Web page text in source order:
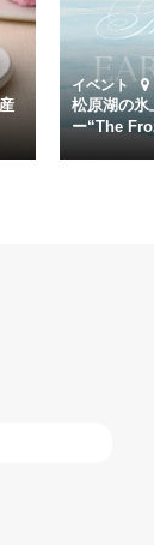
過ちを繰り返す
守りたいと願っ
記憶が薄れゆく
風 YUKIKAZE』
イベント
松原湖の氷
ー“The